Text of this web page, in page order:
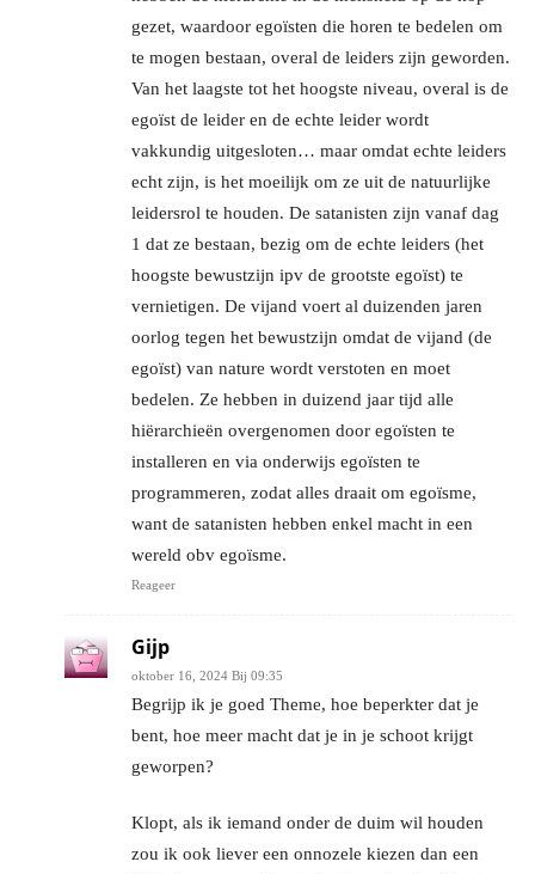
gezet, waardoor egoïsten die horen te bedelen om
te mogen bestaan, overal de leiders zijn geworden.
Van het laagste tot het hoogste niveau, overal is de
egoïst de leider en de echte leider wordt
vakkundig uitgesloten… maar omdat echte leiders
echt zijn, is het moeilijk om ze uit de natuurlijke
leidersrol te houden. De satanisten zijn vanaf dag
1 dat ze bestaan, bezig om de echte leiders (het
hoogste bewustzijn ipv de grootste egoïst) te
vernietigen. De vijand voert al duizenden jaren
oorlog tegen het bewustzijn omdat de vijand (de
egoïst) van nature wordt verstoten en moet
bedelen. Ze hebben in duizend jaar tijd alle
hiërarchieën overgenomen door egoïsten te
installeren en via onderwijs egoïsten te
programmeren, zodat alles draait om egoïsme,
want de satanisten hebben enkel macht in een
wereld obv egoïsme.
Reageer
Gijp
oktober 16, 2024 Bij 09:35
Begrijp ik je goed Theme, hoe beperkter dat je
bent, hoe meer macht dat je in je schoot krijgt
geworpen?
Klopt, als ik iemand onder de duim wil houden
zou ik ook liever een onnozele kiezen dan een